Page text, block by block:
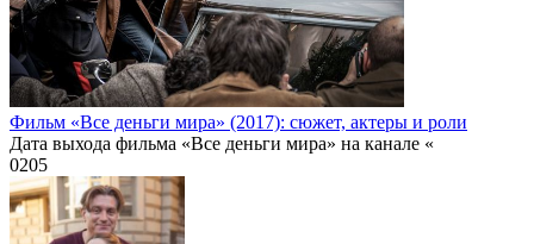
Фильм «Все деньги мира» (2017): сюжет, актеры и роли
Дата выхода фильма «Все деньги мира» на канале «
0205